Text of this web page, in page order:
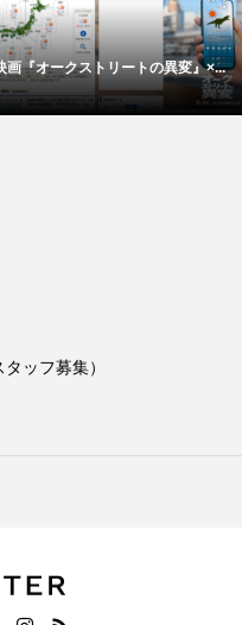
画『オークストリートの異変』×...
ッフ募集）